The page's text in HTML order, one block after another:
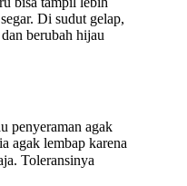
Di sudut gelap,
berubah hijau
penyeraman agak
agak lembap karena
Toleransinya